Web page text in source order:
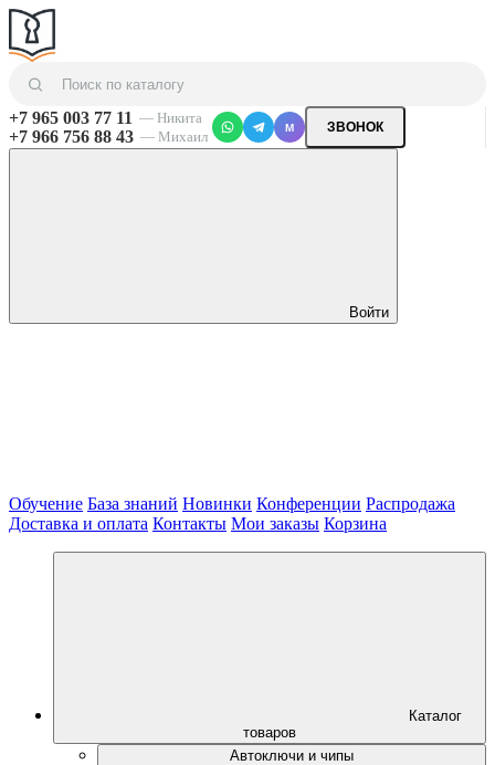
+7 965 003 77 11 — Никита
+7 966 756 88 43 — Михаил
M ЗВОНОК
Войти
Обучение База знаний Новинки Конференции Распродажа
Доставка и оплата Контакты Мои заказы Корзина
Каталог
товаров
Автоключи и чипы